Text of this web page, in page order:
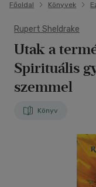
Főoldal Könyvek
Rupert Sheldrake
Utak a
Spirituális
szemmel
Könyv